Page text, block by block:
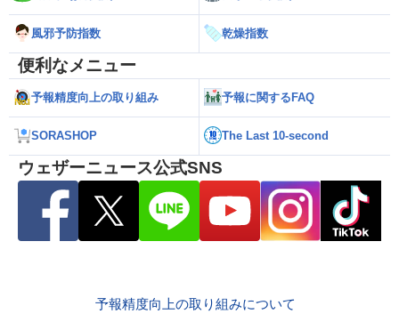
風邪予防指数 乾燥指数
便利なメニュー
予報精度向上の取り組み 予報に関するFAQ
SORASHOP The Last 10-second
ウェザーニュース公式SNS
予報精度向上の取り組みについて